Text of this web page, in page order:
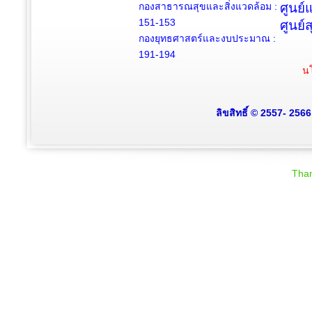
กองสาธารณสุขและสิ่งแวดล้อม :
151-153
กองยุทธศาสตร์และงบประมาณ :
191-194
ศูนย์
ศูนย์
น
ลิขสิทธิ์ © 2557-